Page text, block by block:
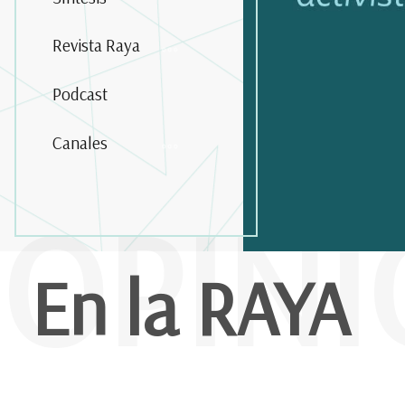
Revista Raya
Podcast
Canales
En la RAYA